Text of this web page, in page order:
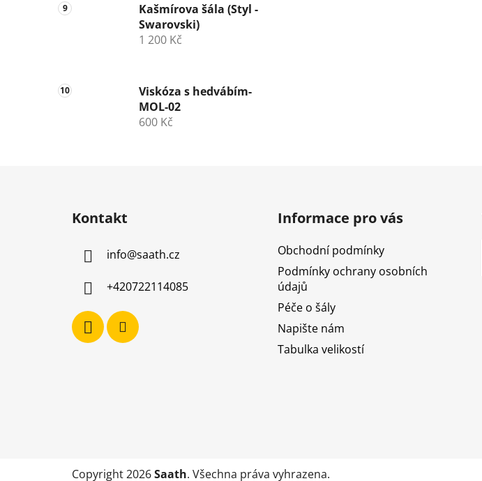
Kašmírova šála (Styl -
Swarovski)
1 200 Kč
Viskóza s hedvábím-
MOL-02
600 Kč
Kontakt
info@saath.cz
+420722114085
Informace pro vás
Obchodní podmínky
Podmínky ochrany osobních
údajů
Péče o šály
Napište nám
Tabulka velikostí
Copyright 2026Saath. Všechna práva vyhrazena.